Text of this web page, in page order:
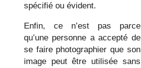
spécifié ou évident.
Enfin, ce n’est pas parce
qu’une personne a accepté de
se faire photographier que son
image peut être utilisée sans